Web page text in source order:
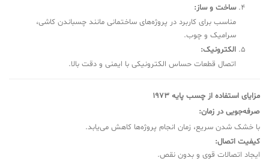
ساخت و ساز:
مناسب برای کاربرد در پروژه‌های ساختمانی مانند چسباندن کاشی،
سرامیک و چوب.
الکترونیک:
اتصال قطعات حساس الکترونیکی با ایمنی و دقت بالا.
مزایای استفاده از چسب پایه 1973
صرفه‌جویی در زمان:
با خشک شدن سریع، زمان انجام پروژه‌ها کاهش می‌یابد.
کیفیت اتصال:
ایجاد اتصالات قوی و بدون نقص.